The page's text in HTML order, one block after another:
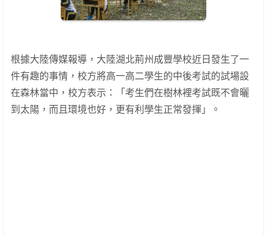
根據大陸傳媒報導，大陸湖北荊州成豐學校近日發生了一
件有趣的事情，校方將高一高二學生的中後考試的試場設
在森林當中，校方表示：「考生們在樹林裡考試既不會曬
到太陽，而且環境也好，更有利學生正常發揮」。